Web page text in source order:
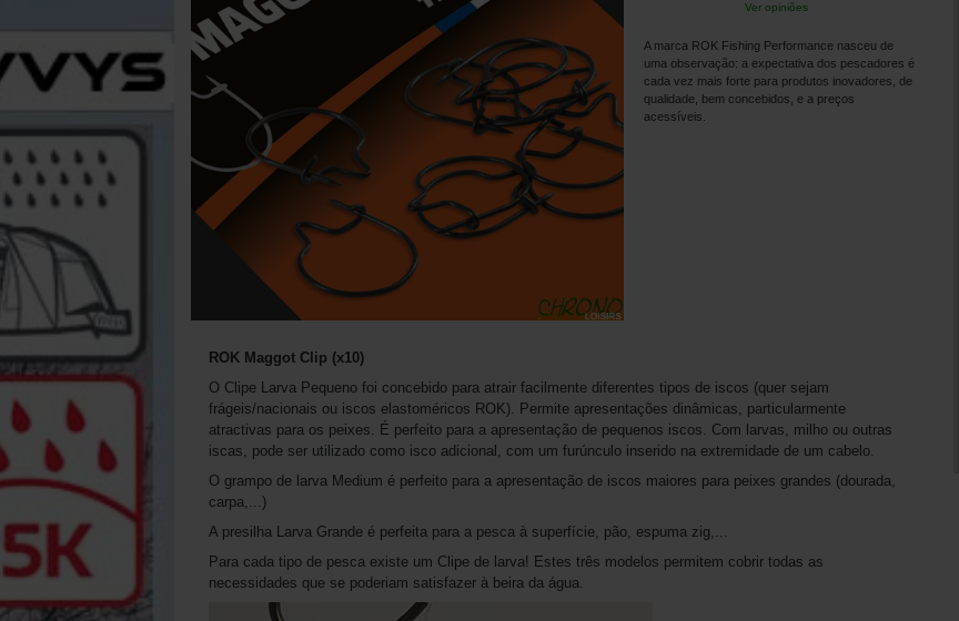
Ver opiniões
A marca ROK Fishing Performance nasceu de
uma observação: a expectativa dos pescadores é
cada vez mais forte para produtos inovadores, de
qualidade, bem concebidos, e a preços
acessíveis.
ROK Maggot Clip (x10)
O Clipe Larva Pequeno foi concebido para atrair facilmente diferentes tipos de iscos (quer sejam
frágeis/nacionais ou iscos elastoméricos ROK). Permite apresentações dinâmicas, particularmente
atractivas para os peixes. É perfeito para a apresentação de pequenos iscos. Com larvas, milho ou outras
iscas, pode ser utilizado como isco adicional, com um furúnculo inserido na extremidade de um cabelo.
O grampo de larva Medium é perfeito para a apresentação de iscos maiores para peixes grandes (dourada,
carpa,...)
A presilha Larva Grande é perfeita para a pesca à superfície, pão, espuma zig,...
Para cada tipo de pesca existe um Clipe de larva! Estes três modelos permitem cobrir todas as
necessidades que se poderiam satisfazer à beira da água.